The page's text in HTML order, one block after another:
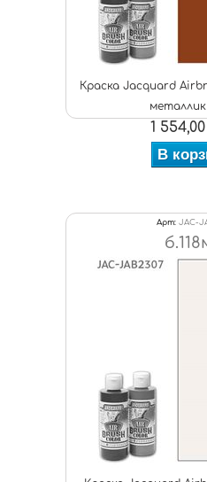
Краска Jacquard
металлик
1
В
Арт: JAC-